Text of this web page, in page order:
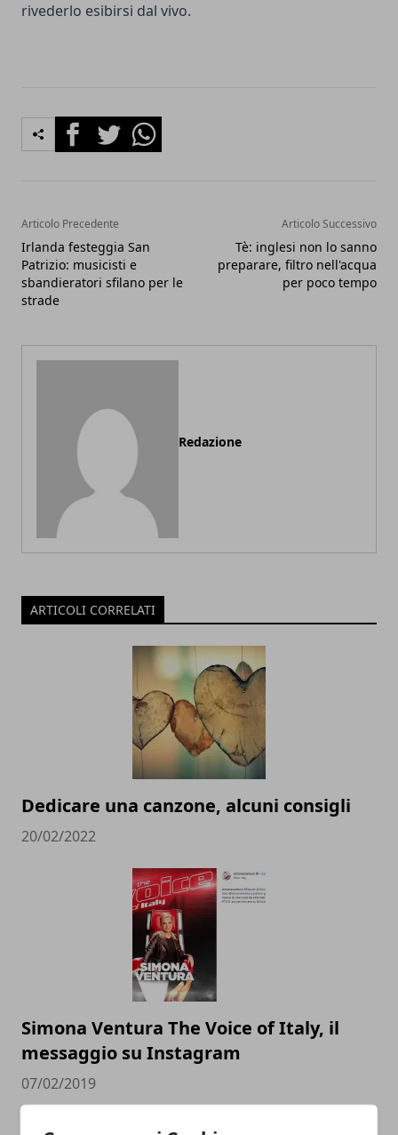
rivederlo esibirsi dal vivo.
FacebookTwitterWhatsapp
Articolo Precedente
Irlanda festeggia San
Patrizio: musicisti e
sbandieratori sfilano per le
strade
Articolo Successivo
Tè: inglesi non lo sanno
preparare, filtro nell'acqua
per poco tempo
Redazione
ARTICOLI CORRELATI
Dedicare una canzone, alcuni consigli
20/02/2022
Simona Ventura The Voice of Italy, il
messaggio su Instagram
07/02/2019